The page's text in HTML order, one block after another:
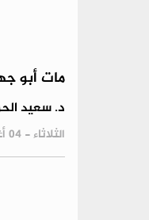
مات أبو
د. سعيد
الثلاثاء - 04 أغسطس 2026 - 02:03 م